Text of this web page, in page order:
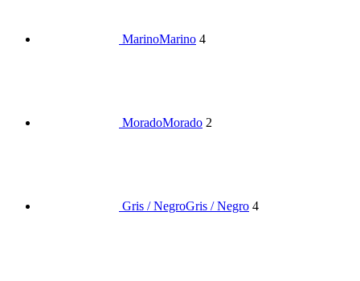
MarinoMarino 4
MoradoMorado 2
Gris / NegroGris / Negro 4